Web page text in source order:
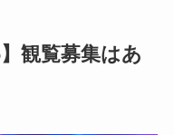
観覧募集はあ